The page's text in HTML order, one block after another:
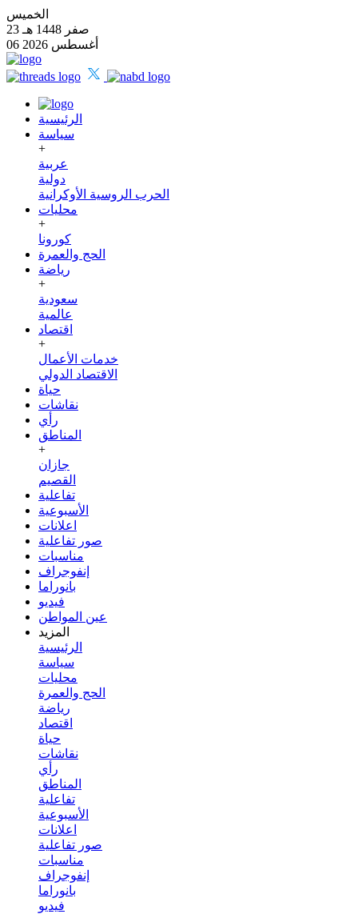
الخميس
23 صفر 1448 هـ
06 أغسطس 2026
الرئيسية
سياسة
+
عربية
دولية
الحرب الروسية الأوكرانية
محليات
+
كورونا
الحج والعمرة
رياضة
+
سعودية
عالمية
اقتصاد
+
خدمات الأعمال
الاقتصاد الدولي
حياة
نقاشات
رأي
المناطق
+
جازان
القصيم
تفاعلية
الأسبوعية
اعلانات
صور تفاعلية
مناسبات
إنفوجراف
بانوراما
فيديو
عين المواطن
المزيد
الرئيسية
سياسة
محليات
الحج والعمرة
رياضة
اقتصاد
حياة
نقاشات
رأي
المناطق
تفاعلية
الأسبوعية
اعلانات
صور تفاعلية
مناسبات
إنفوجراف
بانوراما
فيديو